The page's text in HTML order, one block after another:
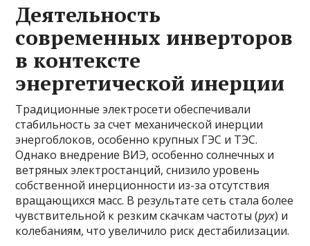
Деятельность
современных инверторов
в контексте
энергетической инерции
Традиционные электросети обеспечивали
стабильность за счет механической инерции
энергоблоков, особенно крупных ГЭС и ТЭС.
Однако внедрение ВИЭ, особенно солнечных и
ветряных электростанций, снизило уровень
собственной инерционности из-за отсутствия
вращающихся масс. В результате сеть стала более
чувствительной к резким скачкам частоты (рух) и
колебаниям, что увеличило риск дестабилизации.